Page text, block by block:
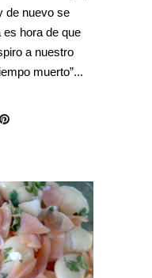
de nuevo se
es hora de que
a nuestro
muerto”...